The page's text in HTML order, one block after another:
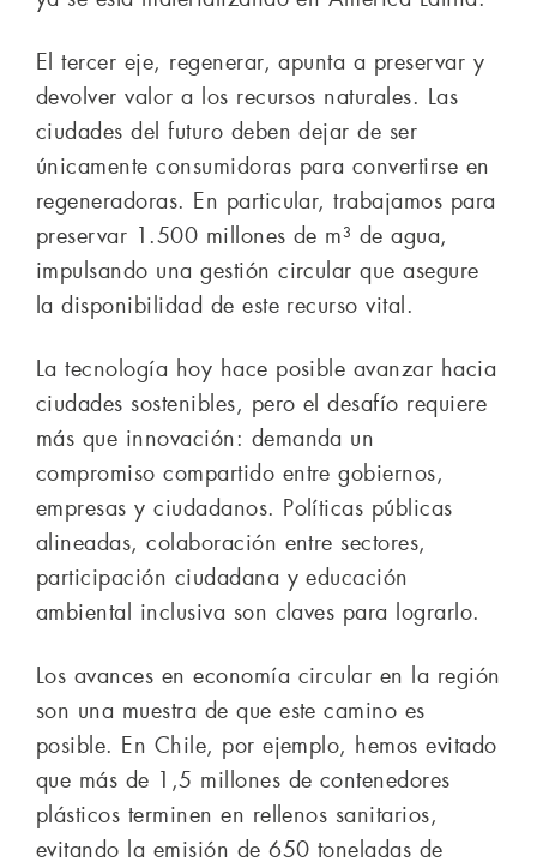
El tercer eje, regenerar, apunta a preservar y
devolver valor a los recursos naturales. Las
ciudades del futuro deben dejar de ser
únicamente consumidoras para convertirse en
regeneradoras. En particular, trabajamos para
preservar 1.500 millones de m³ de agua,
impulsando una gestión circular que asegure
la disponibilidad de este recurso vital.
La tecnología hoy hace posible avanzar hacia
ciudades sostenibles, pero el desafío requiere
más que innovación: demanda un
compromiso compartido entre gobiernos,
empresas y ciudadanos. Políticas públicas
alineadas, colaboración entre sectores,
participación ciudadana y educación
ambiental inclusiva son claves para lograrlo.
Los avances en economía circular en la región
son una muestra de que este camino es
posible. En Chile, por ejemplo, hemos evitado
que más de 1,5 millones de contenedores
plásticos terminen en rellenos sanitarios,
evitando la emisión de 650 toneladas de